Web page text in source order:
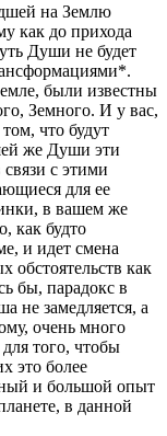
на Землю
как до прихода
Души не будет
были известны
Земного. И у вас,
что будут
же Души эти
с этими
для ее
в вашем же
как будто
и идет смена
обстоятельств как
бы, парадокс в
не замедляется, а
очень много
того, чтобы
это более
и большой опыт
в данной